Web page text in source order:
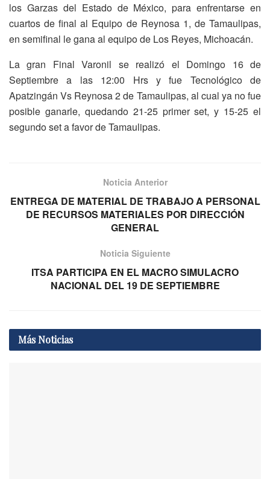
los Garzas del Estado de México, para enfrentarse en
cuartos de final al Equipo de Reynosa 1, de Tamaulipas,
en semifinal le gana al equipo de Los Reyes, Michoacán.
La gran Final Varonil se realizó el Domingo 16 de
Septiembre a las 12:00 Hrs y fue Tecnológico de
Apatzingán Vs Reynosa 2 de Tamaulipas, al cual ya no fue
posible ganarle, quedando 21-25 primer set, y 15-25 el
segundo set a favor de Tamaulipas.
Noticia Anterior
ENTREGA DE MATERIAL DE TRABAJO A PERSONAL
DE RECURSOS MATERIALES POR DIRECCIÓN
GENERAL
Noticia Siguiente
ITSA PARTICIPA EN EL MACRO SIMULACRO
NACIONAL DEL 19 DE SEPTIEMBRE
MásNoticias